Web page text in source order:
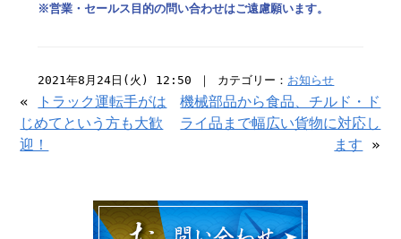
※営業・セールス目的の問い合わせはご遠慮願います。
2021年8月24日(火) 12:50 ｜ カテゴリー： お知らせ
«
トラック運転手がは
じめてという方も大歓
迎！
機械部品から食品、チルド・ド
ライ品まで幅広い貨物に対応し
ます »